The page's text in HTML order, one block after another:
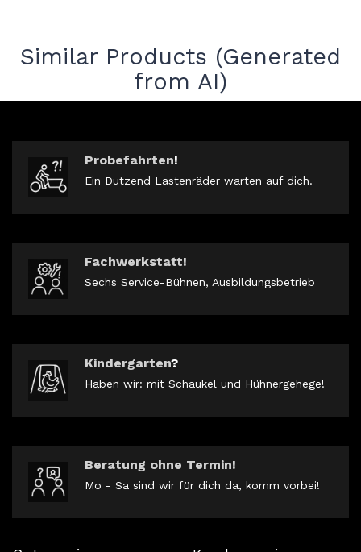
Similar Products (Generated
from AI)
Probefahrten!
Ein Dutzend Lastenräder warten auf dich.
Fachwerkstatt!
Sechs Service-Bühnen, Ausbildungsbetrieb
Kindergarten?
Haben wir: mit Schaukel und Hühnergehege!
Beratung ohne Termin!
Mo - Sa sind wir für dich da, komm vorbei!